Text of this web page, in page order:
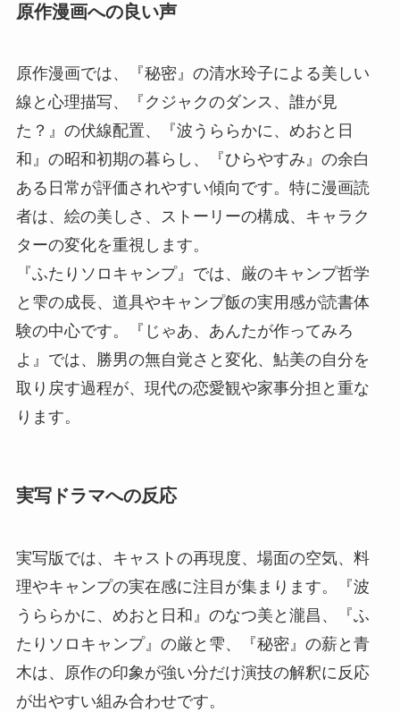
原作漫画への良い声
原作漫画では、『秘密』の清水玲子による美しい
線と心理描写、『クジャクのダンス、誰が見
た？』の伏線配置、『波うららかに、めおと日
和』の昭和初期の暮らし、『ひらやすみ』の余白
ある日常が評価されやすい傾向です。特に漫画読
者は、絵の美しさ、ストーリーの構成、キャラク
ターの変化を重視します。
『ふたりソロキャンプ』では、厳のキャンプ哲学
と雫の成長、道具やキャンプ飯の実用感が読書体
験の中心です。『じゃあ、あんたが作ってみろ
よ』では、勝男の無自覚さと変化、鮎美の自分を
取り戻す過程が、現代の恋愛観や家事分担と重な
ります。
実写ドラマへの反応
実写版では、キャストの再現度、場面の空気、料
理やキャンプの実在感に注目が集まります。『波
うららかに、めおと日和』のなつ美と瀧昌、『ふ
たりソロキャンプ』の厳と雫、『秘密』の薪と青
木は、原作の印象が強い分だけ演技の解釈に反応
が出やすい組み合わせです。